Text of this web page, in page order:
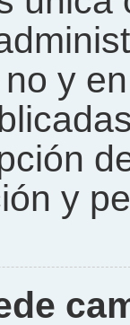
y
y